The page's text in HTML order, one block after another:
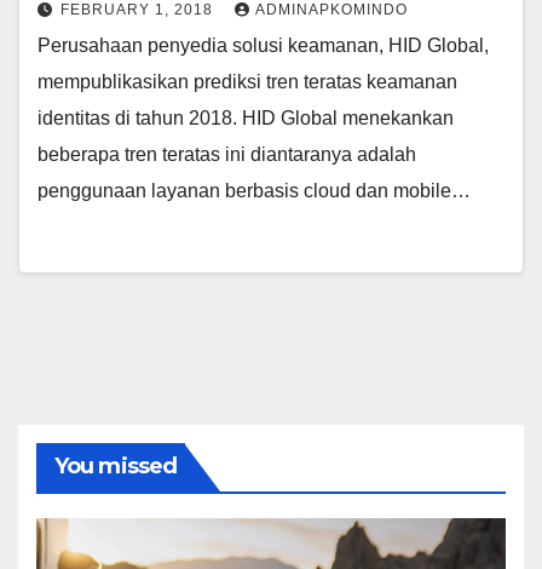
FEBRUARY 1, 2018 ADMINAPKOMINDO
Perusahaan penyedia solusi keamanan, HID Global,
mempublikasikan prediksi tren teratas keamanan
identitas di tahun 2018. HID Global menekankan
beberapa tren teratas ini diantaranya adalah
penggunaan layanan berbasis cloud dan mobile…
You missed